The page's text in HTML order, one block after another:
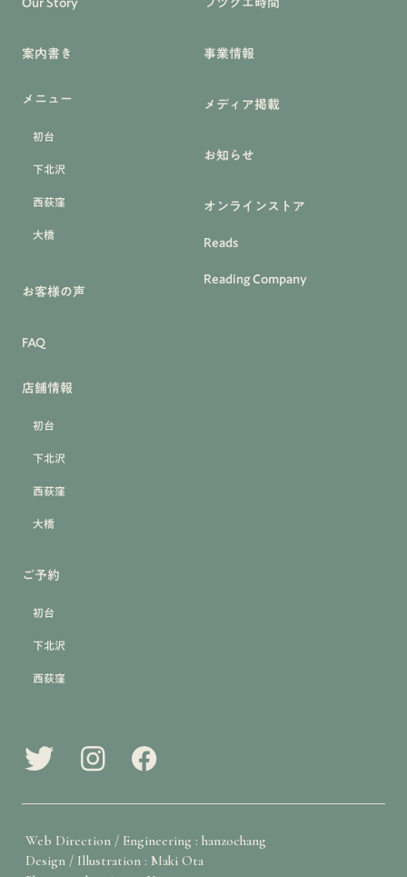
Our Story
案内書き
メニュー
初台
下北沢
西荻窪
大橋
お客様の声
FAQ
店舗情報
初台
下北沢
西荻窪
大橋
ご予約
初台
下北沢
西荻窪
フヅクエ時間
事業情報
メディア掲載
お知らせ
オンラインストア
Reads
Reading Company
Web Direction / Engineering : hanzochang
Design / Illustration : Maki Ota